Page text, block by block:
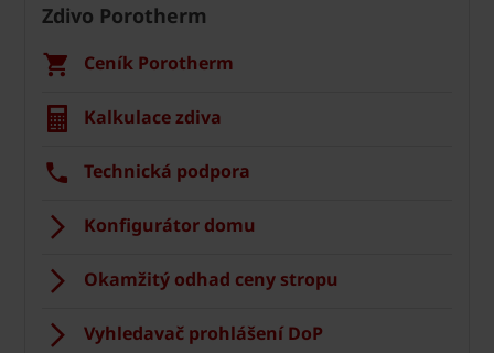
Zdivo Porotherm
Ceník Porotherm
Kalkulace zdiva
Technická podpora
Konfigurátor domu
Okamžitý odhad ceny stropu
Vyhledavač prohlášení DoP